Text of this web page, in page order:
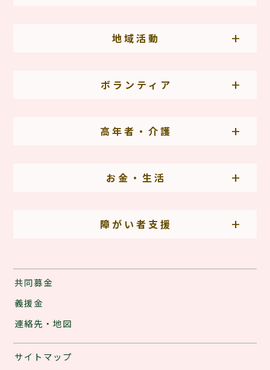
地域活動
ボランティア
高年者・介護
お金・生活
障がい者支援
共同募金
義援金
連絡先・地図
サイトマップ